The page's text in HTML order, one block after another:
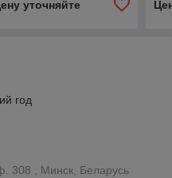
уточняйте
год
308 , Минск, Беларусь